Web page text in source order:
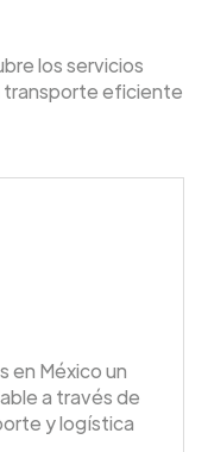
los servicios
transporte eficiente
en México un
a través de
y logística